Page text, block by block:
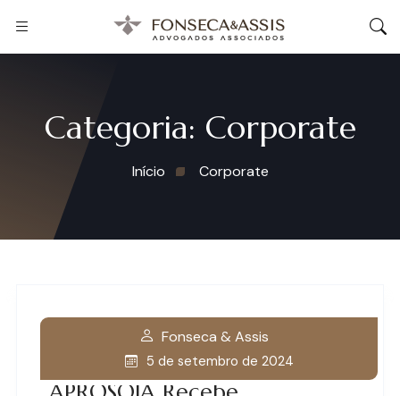
Categoria: Corporate
Início Corporate
Fonseca & Assis
5 de setembro de 2024